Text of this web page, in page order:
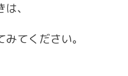
、
てください。